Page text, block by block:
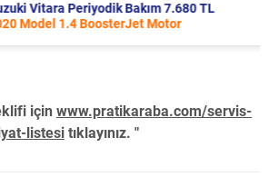
Periyodik Bakım 7.680 TL
1.4 BoosterJet Motor
için www.pratikaraba.com/servis-
listesi tıklayınız. "